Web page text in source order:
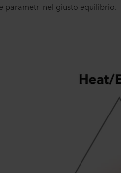
parametri nel giusto equilibrio.